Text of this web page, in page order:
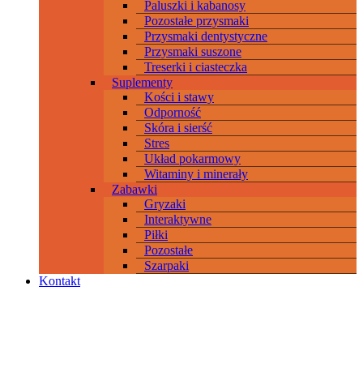
Paluszki i kabanosy
Pozostałe przysmaki
Przysmaki dentystyczne
Przysmaki suszone
Treserki i ciasteczka
Suplementy
Kości i stawy
Odporność
Skóra i sierść
Stres
Układ pokarmowy
Witaminy i minerały
Zabawki
Gryzaki
Interaktywne
Piłki
Pozostałe
Szarpaki
Kontakt